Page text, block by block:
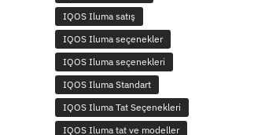
IQOS Iluma satış
IQOS Iluma seçenekler
IQOS Iluma seçenekleri
IQOS Iluma Standart
IQOS Iluma Tat Seçenekleri
IQOS Iluma tat ve modeller